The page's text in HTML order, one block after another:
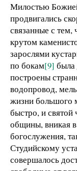
Милостью
продвигались
связанные с тем,
крутом
зарослями
по бокам[9] была
построены
водопровод,
жизни большого
быстро, и святой
общины, вникая
богослужения,
Студийскому
совершалось